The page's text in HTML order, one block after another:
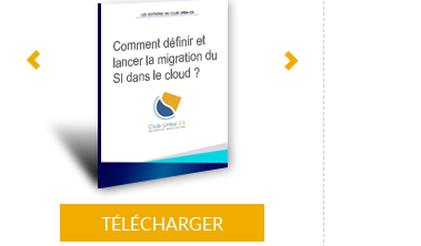
TÉLÉCHARGER